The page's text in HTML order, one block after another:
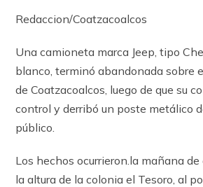
Redaccion/Coatzacoalcos
Una camioneta marca Jeep, tipo
blanco, terminó abandonada sobre
de Coatzacoalcos, luego de que su
control y derribó un poste metálico
público.
Los hechos ocurrieron.la mañana
la altura de la colonia el Tesoro, al